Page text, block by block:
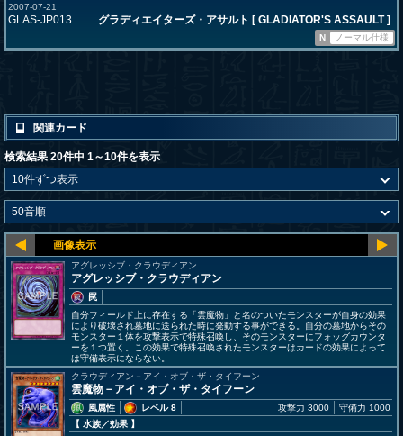
2007-07-21
GLAS-JP013 グラディエイターズ・アサルト [ GLADIATOR'S ASSAULT ]
N ノーマル仕様
関連カード
検索結果 20件中 1～10件を表示
アグレッシブ・クラウディアン
アグレッシブ・クラウディアン
罠
自分フィールド上に存在する「雲魔物」と名のついたモンスターが自身の効果
により破壊され墓地に送られた時に発動する事ができる。自分の墓地からその
モンスター１体を攻撃表示で特殊召喚し、そのモンスターにフォッグカウンタ
ーを１つ置く。この効果で特殊召喚されたモンスターはカードの効果によって
は守備表示にならない。
クラウディアン－アイ・オブ・ザ・タイフーン
雲魔物－アイ・オブ・ザ・タイフーン
風属性
レベル 8
【 水族／効果 】
攻撃力 3000 守備力 1000